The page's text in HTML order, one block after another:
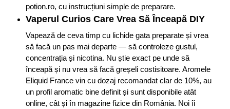
potion.ro, cu instrucțiuni simple de preparare.
Vaperul Curios Care Vrea Să Înceapă DIY
Vapează de ceva timp cu lichide gata preparate și vrea
să facă un pas mai departe — să controleze gustul,
concentrația și nicotina. Nu știe exact pe unde să
înceapă și nu vrea să facă greșeli costisitoare. Aromele
Eliquid France vin cu dozaj recomandat clar de 10%, au
un profil aromatic bine definit și sunt disponibile atât
online, cât și în magazine fizice din România. Noi îi